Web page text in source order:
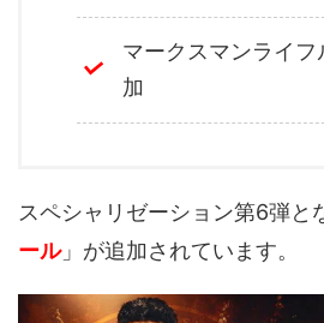
マークスマンライ
加
スペシャリゼーション第6弾と
ール」が追加されています。